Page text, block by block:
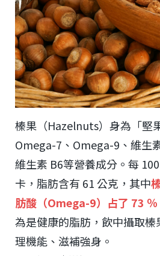
榛果（Hazelnuts）身為「堅
Omega-7、Omega-9、維生
維生素 B6等營養成分。每
卡，脂肪含有 61 公克，其中
肪酸（Omega-9）占了 73 ％
為是健康的脂肪，飲中攝取
理機能、滋補強身。